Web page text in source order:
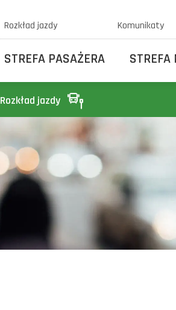
Rozkład jazdy Komunikaty
STREFA PASAŻERA STREFA
Rozkład jazdy